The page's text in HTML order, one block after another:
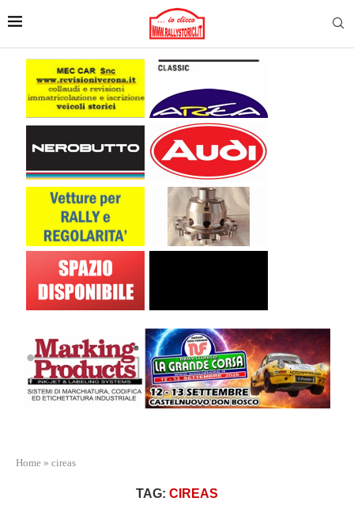
Home » cireas
TAG: CIREAS